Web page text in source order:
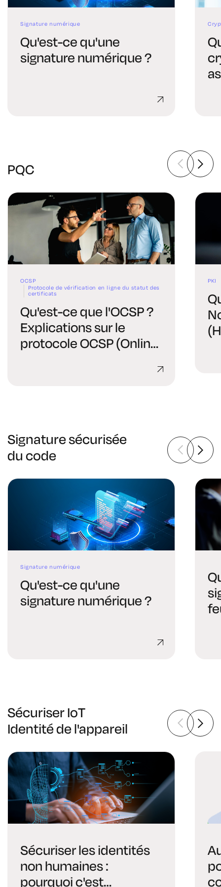
Signature numérique
Qu'est-ce qu'une
signature numérique ?
PQC
OCSP
Protocole de vérification en ligne du statut des
certificats
Qu'est-ce que l'OCSP ?
Explications sur le
protocole OCSP (Online
PKI
Signature sécurisée
du code
Signature numérique
Qu'est-ce qu'une
signature numérique ?
Sécuriser IoT
Identité de l'appareil
Sécuriser les identités
non humaines :
pourquoi c'est